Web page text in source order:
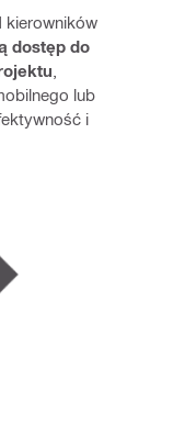
kierowników
dostęp do
lub
i